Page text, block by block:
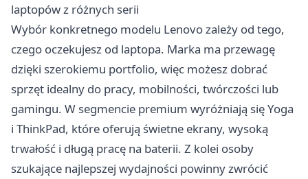
laptopów z różnych serii
Wybór konkretnego modelu Lenovo zależy od tego,
czego oczekujesz od laptopa. Marka ma przewagę
dzięki szerokiemu portfolio, więc możesz dobrać
sprzęt idealny do pracy, mobilności, twórczości lub
gamingu. W segmencie premium wyróżniają się Yoga
i ThinkPad, które oferują świetne ekrany, wysoką
trwałość i długą pracę na baterii. Z kolei osoby
szukające najlepszej wydajności powinny zwrócić